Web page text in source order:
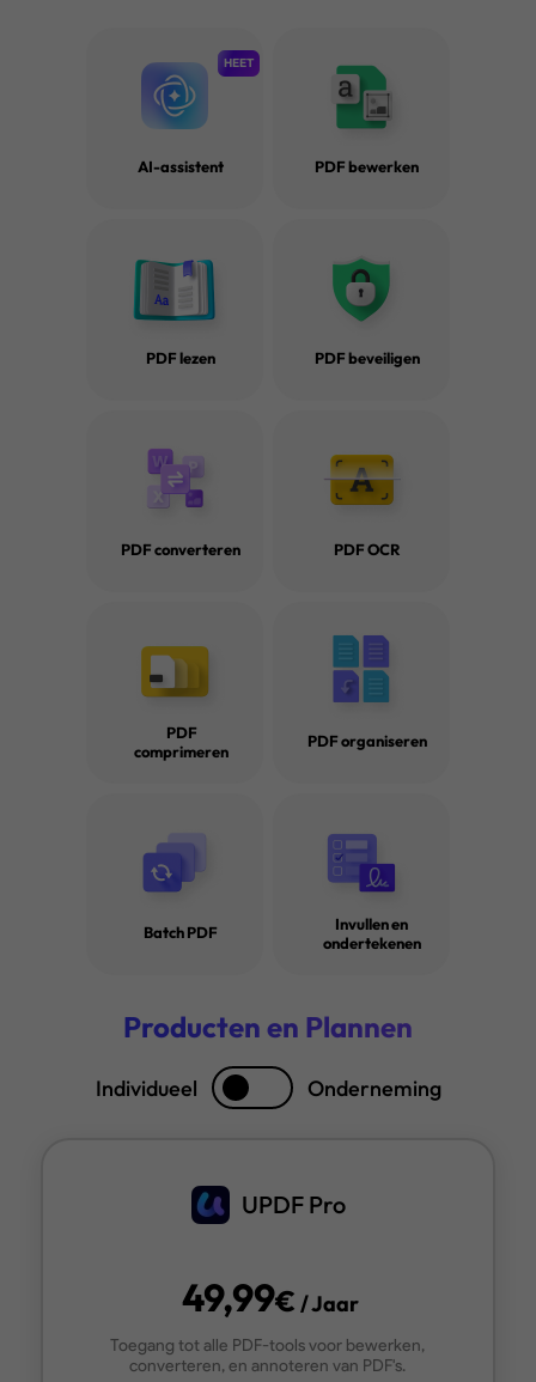
Top 8 Cloudopslag Softwareoplossingen met AI van het
· Hoe Eén Pagina van een PDF Verzenden? (Eenvoudige
· PDF Samenwerking: Industriële Belang, Toptools &
AI-assistent
HEET
PDF bewerken
PDF lezen PDF beveiligen
PDF converteren PDF OCR
PDF
comprimeren
PDF organiseren
Batch PDF
Invullen en
ondertekenen
Producten en Plannen
Individueel Onderneming
UPDF Pro
49,99€ / Jaar
Toegang tot alle PDF-tools voor bewerken,
converteren, en annoteren van PDF's.